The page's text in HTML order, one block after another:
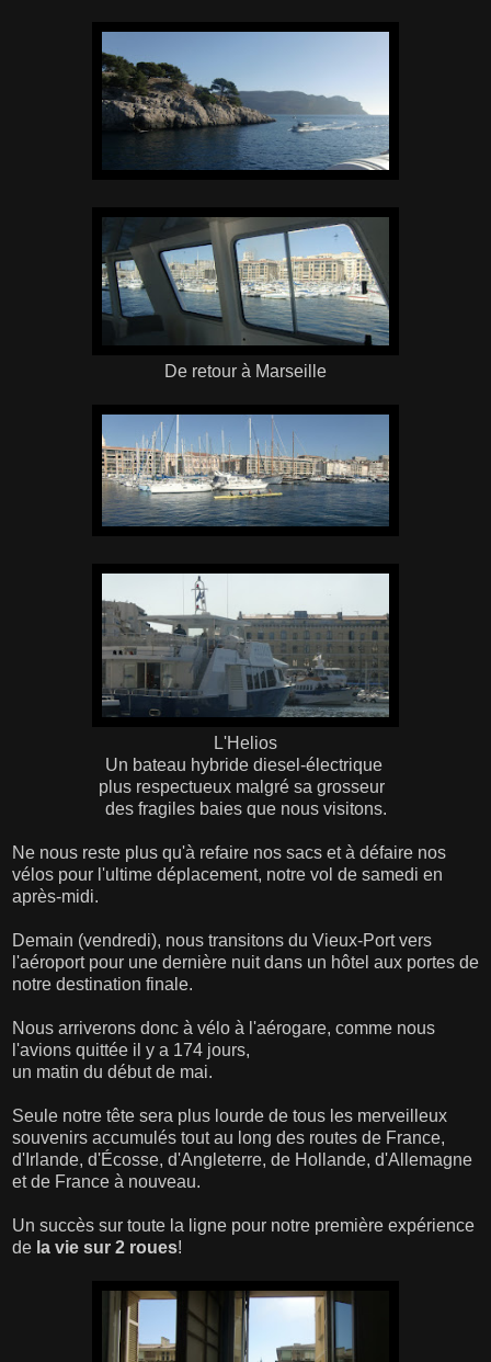
De retour à Marseille
L'Helios
Un bateau hybride diesel-électrique
plus respectueux malgré sa grosseur
des fragiles baies que nous visitons.
Ne nous reste plus qu'à refaire nos sacs et à défaire nos
vélos pour l'ultime déplacement, notre vol de samedi en
après-midi.
Demain (vendredi), nous transitons du Vieux-Port vers
l'aéroport pour une dernière nuit dans un hôtel aux portes de
notre destination finale.
Nous arriverons donc à vélo à l'aérogare, comme nous
l'avions quittée il y a 174 jours,
un matin du début de mai.
Seule notre tête sera plus lourde de tous les merveilleux
souvenirs accumulés tout au long des routes de France,
d'Irlande, d'Écosse, d'Angleterre, de Hollande, d'Allemagne
et de France à nouveau.
Un succès sur toute la ligne pour notre première expérience
de la vie sur 2 roues!